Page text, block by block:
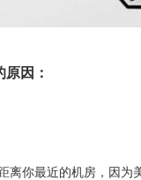
因：
离你最近的机房，因